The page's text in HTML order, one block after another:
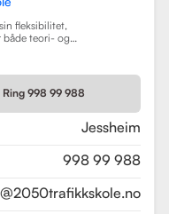
fleksibilitet,
både teori- og
og et
2050
å hjelpe elever
kompetente
Ring 998 99 988
Jessheim
998 99 988